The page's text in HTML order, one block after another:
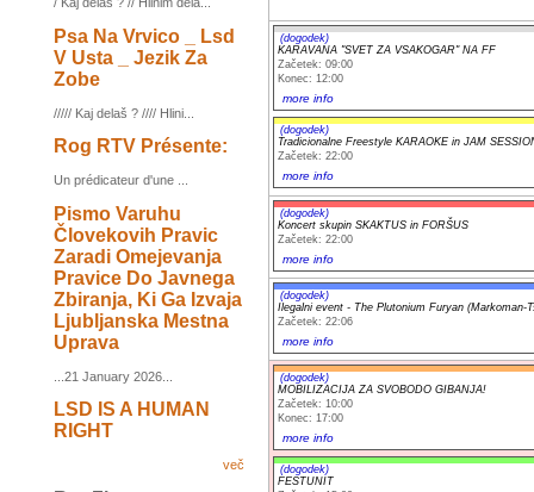
Psa Na Vrvico _ Lsd
V Usta _ Jezik Za
Zobe
///// Kaj delaš ? //// Hlini...
Rog RTV Présente:
Un prédicateur d'une ...
Pismo Varuhu
Človekovih Pravic
Zaradi Omejevanja
Pravice Do Javnega
Zbiranja, Ki Ga Izvaja
Ljubljanska Mestna
Uprava
...21 January 2026...
LSD IS A HUMAN
RIGHT
več
(dogodek)
KARAVANA "SVET ZA VSAKOGAR" NA FF
Začetek: 09:00
Konec: 12:00
more info
(dogodek)
Tradicionalne Freestyle KARAOKE in JAM
Začetek: 22:00
more info
(dogodek)
Koncert skupin SKAKTUS in FORŠUS
Začetek: 22:00
more info
(dogodek)
Ilegalni event - The Plutonium Furyan (Markoman-
Začetek: 22:06
more info
(dogodek)
MOBILIZACIJA ZA SVOBODO GIBANJA!
Začetek: 10:00
Konec: 17:00
more info
(dogodek)
FESTUNIT